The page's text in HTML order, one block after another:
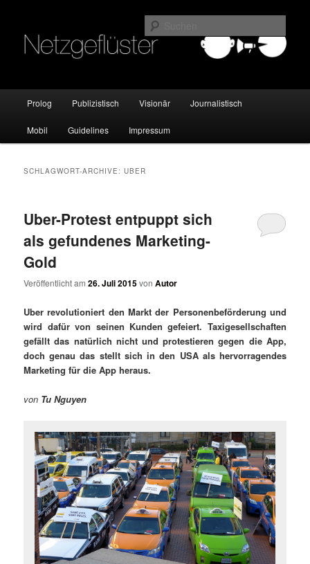
Netzgeflüster
Zum
Inhalt
Zum
sekundären
Prolog Publizistisch Visionär Journalistisch
Mobil Guidelines Impressum
SCHLAGWORT-ARCHIVE:UBER
Uber-Protest entpuppt sich
als gefundenes Marketing-
Gold
Veröffentlicht am26. Juli 2015vonAutor
Uber revolutioniert den Markt der Personenbeförderung und
wird dafür von seinen Kunden gefeiert. Taxigesellschaften
gefällt das natürlich nicht und protestieren gegen die App,
doch genau das stellt sich in den USA als hervorragendes
Marketing für die App heraus.
von Tu Nguyen